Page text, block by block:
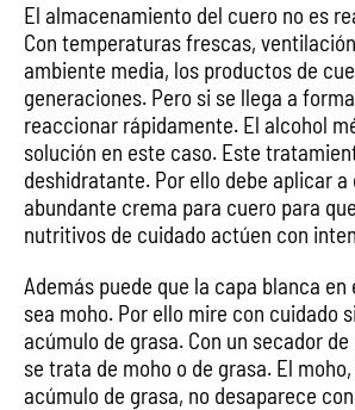
El almacenamiento del cuero no es
Con temperaturas frescas,
ambiente media, los productos de
generaciones. Pero si se llega a
reaccionar rápidamente. El alcohol
solución en este caso. Este
deshidratante. Por ello debe aplicar
abundante crema para cuero para
nutritivos de cuidado actúen con
Además puede que la capa blanca en
sea moho. Por ello mire con cuidado
acúmulo de grasa. Con un secador
se trata de moho o de grasa. El
acúmulo de grasa, no desaparece